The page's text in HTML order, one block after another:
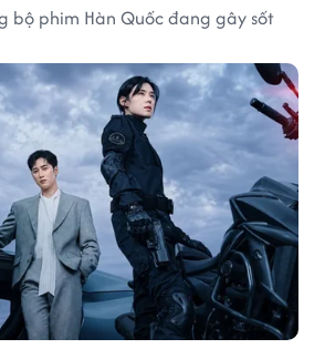
bộ phim Hàn Quốc đang gây sốt